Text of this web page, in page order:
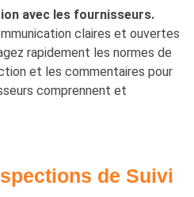
avec les fournisseurs.
claires et ouvertes
rapidement les normes de
et les commentaires pour
comprennent et
de Suivi